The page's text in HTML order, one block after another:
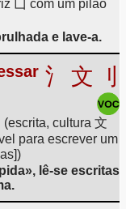
凵 com um pilão
e lave-a.
氵 文 刂
cultura 文
para escrever um
lê-se escritas